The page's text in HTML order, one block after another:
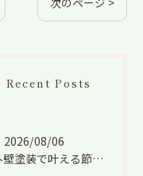
Recent Posts
2026/08/06
外壁塗装で叶える節電効果と愛知県の相場や色選びのポイントを徹底解説